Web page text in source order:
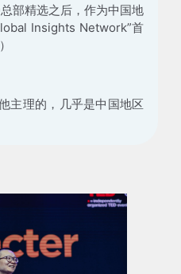
部精选之后，作为中国地
Insights Network”首
主理的，几乎是中国地区